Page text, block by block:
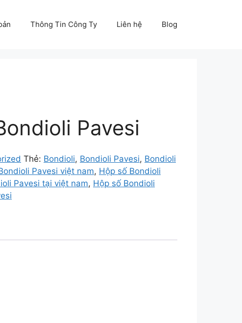
Thông Tin Công Ty Liên hệ Blog
Pavesi
Thẻ: Bondioli, Bondioli Pavesi, Bondioli
Pavesi việt nam, Hộp số Bondioli
Pavesi tại việt nam, Hộp số Bondioli